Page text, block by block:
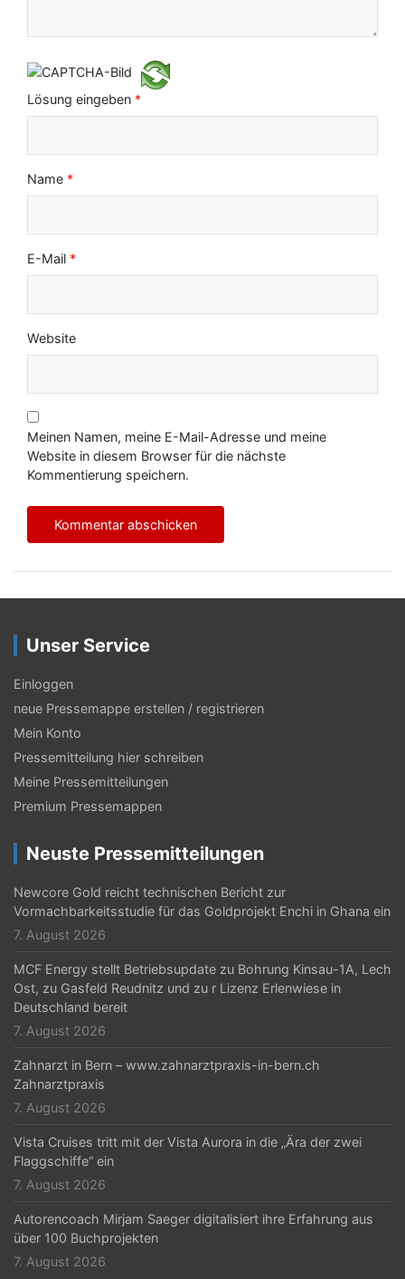
o
n
Lösung eingeben *
Name *
E-Mail *
Website
Meinen Namen, meine E-Mail-Adresse und meine
Website in diesem Browser für die nächste
Kommentierung speichern.
Unser Service
Einloggen
neue Pressemappe erstellen / registrieren
Mein Konto
Pressemitteilung hier schreiben
Meine Pressemitteilungen
Premium Pressemappen
Neuste Pressemitteilungen
Newcore Gold reicht technischen Bericht zur
Vormachbarkeitsstudie für das Goldprojekt Enchi in Ghana ein
7. August 2026
MCF Energy stellt Betriebsupdate zu Bohrung Kinsau-1A, Lech
Ost, zu Gasfeld Reudnitz und zu r Lizenz Erlenwiese in
Deutschland bereit
7. August 2026
Zahnarzt in Bern – www.zahnarztpraxis-in-bern.ch
Zahnarztpraxis
7. August 2026
Vista Cruises tritt mit der Vista Aurora in die „Ära der zwei
Flaggschiffe“ ein
7. August 2026
Autorencoach Mirjam Saeger digitalisiert ihre Erfahrung aus
über 100 Buchprojekten
7. August 2026